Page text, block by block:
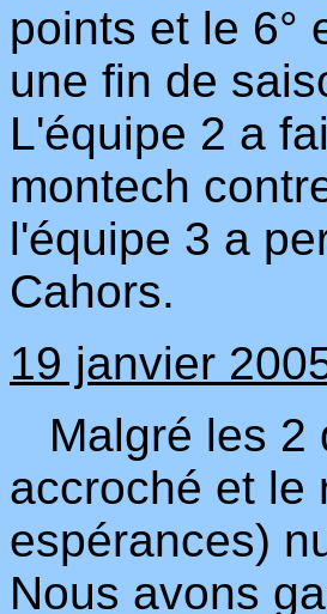
points et le 6°
une fin de
L'équipe 2 a
montech
l'équipe 3 a
Cahors.
19 janvier
Malgré les 2
accroché et le
espérances)
Nous avons